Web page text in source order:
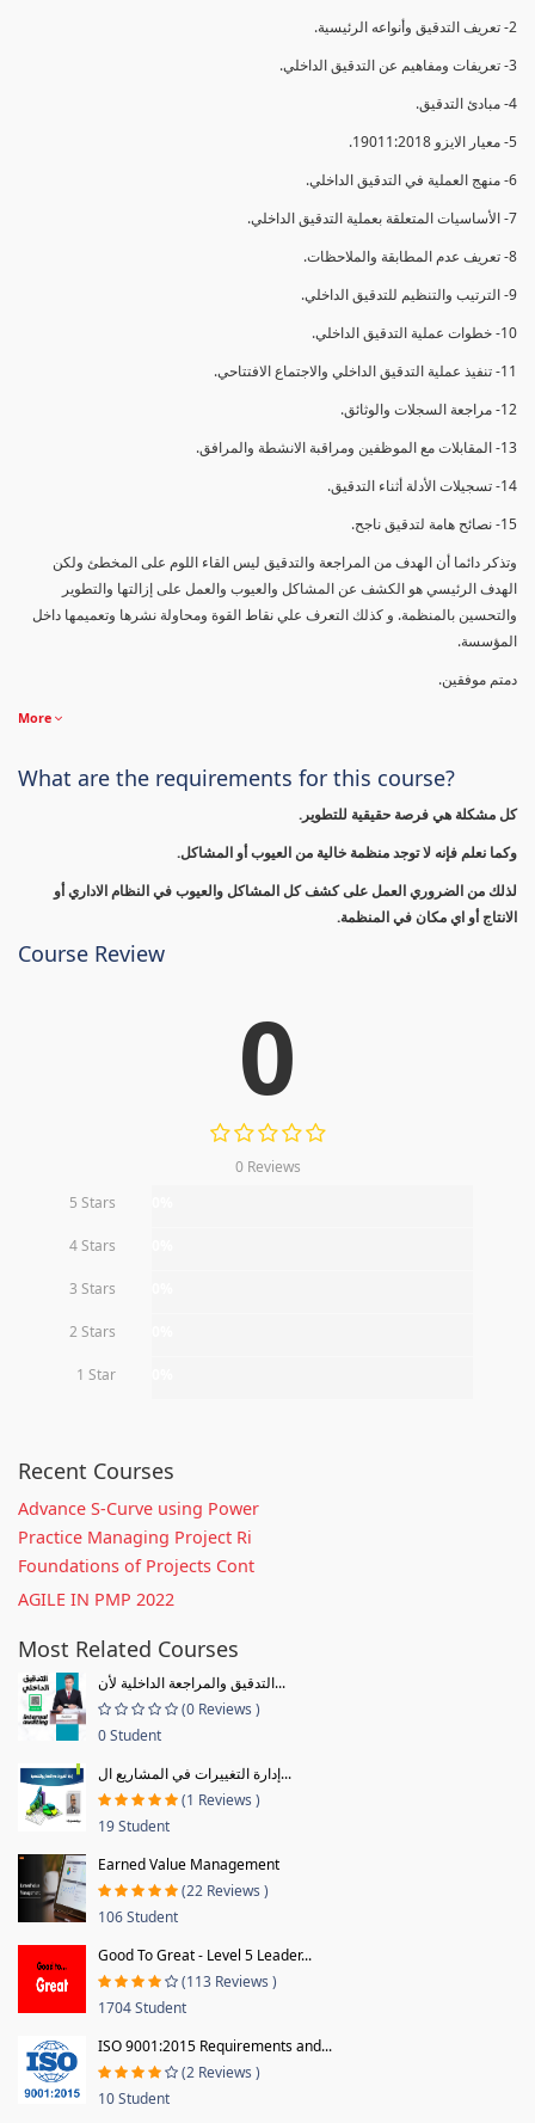
2- تعريف التدقيق وأنواعه الرئيسية.
3- تعريفات ومفاهيم عن التدقيق الداخلي.
4- مبادئ التدقيق.
5- معيار الايزو 19011:2018.
6- منهج العملية في التدقيق الداخلي.
7- الأساسيات المتعلقة بعملية التدقيق الداخلي.
8- تعريف عدم المطابقة والملاحظات.
9- الترتيب والتنظيم للتدقيق الداخلي.
10- خطوات عملية التدقيق الداخلي.
11- تنفيذ عملية التدقيق الداخلي والاجتماع الافتتاحي.
12- مراجعة السجلات والوثائق.
13- المقابلات مع الموظفين ومراقبة الانشطة والمرافق.
14- تسجيلات الأدلة أثناء التدقيق.
15- نصائح هامة لتدقيق ناجح.
وتذكر دائما أن الهدف من المراجعة والتدقيق ليس القاء اللوم على المخطئ ولكن
الهدف الرئيسي هو الكشف عن المشاكل والعيوب والعمل على إزالتها والتطوير
والتحسين بالمنظمة. و كذلك التعرف علي نقاط القوة ومحاولة نشرها وتعميمها داخل
المؤسسة.
دمتم موفقين.
More
What are the requirements for this course?
كل مشكلة هي فرصة حقيقية للتطوير.
وكما نعلم فإنه لا توجد منظمة خالية من العيوب أو المشاكل.
لذلك من الضروري العمل على كشف كل المشاكل والعيوب في النظام الاداري أو
الانتاج أو اي مكان في المنظمة.
Course Review
0
0 Reviews
5 Stars
4 Stars
3 Stars
2 Stars
1 Star
Recent Courses
Advance S-Curve using Power
Practice Managing Project Ri
Foundations of Projects Cont
AGILE IN PMP 2022
Most Related Courses
التدقيق والمراجعة الداخلية لأن...
(0 Reviews )
0 Student
إدارة التغييرات في المشاريع ال...
(1 Reviews )
19 Student
Earned Value Management
(22 Reviews )
106 Student
Good To Great - Level 5 Leader...
(113 Reviews )
1704 Student
ISO 9001:2015 Requirements and...
(2 Reviews )
10 Student